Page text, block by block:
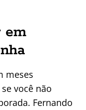
em
meses
você não
Fernando